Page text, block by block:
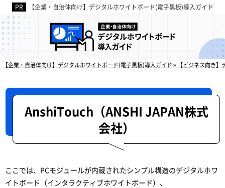
【企業・自治体向け】デジタルホワイトボード(電子黒板)導入ガイド
デジタルホワイトボ
【企業・自治体向け】デジタルホワイトボード(電子黒板)導入ガイド» 【ビジネス向き
AnshiTouch（ANSHI JAPAN株式
会社）
ここでは、PCモジュールが内蔵されたシンプル構造のデジタルホワ
イトボード（インタラクティブホワイトボード）、